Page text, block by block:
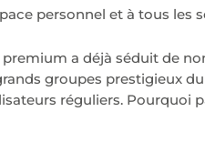
personnel et à tous les
premium a déjà séduit de
groupes prestigieux
réguliers. Pourquoi